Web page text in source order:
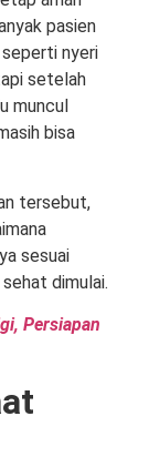
pasien
nyeri
setelah
muncul
bisa
tersebut,
sesuai
dimulai.
Persiapan